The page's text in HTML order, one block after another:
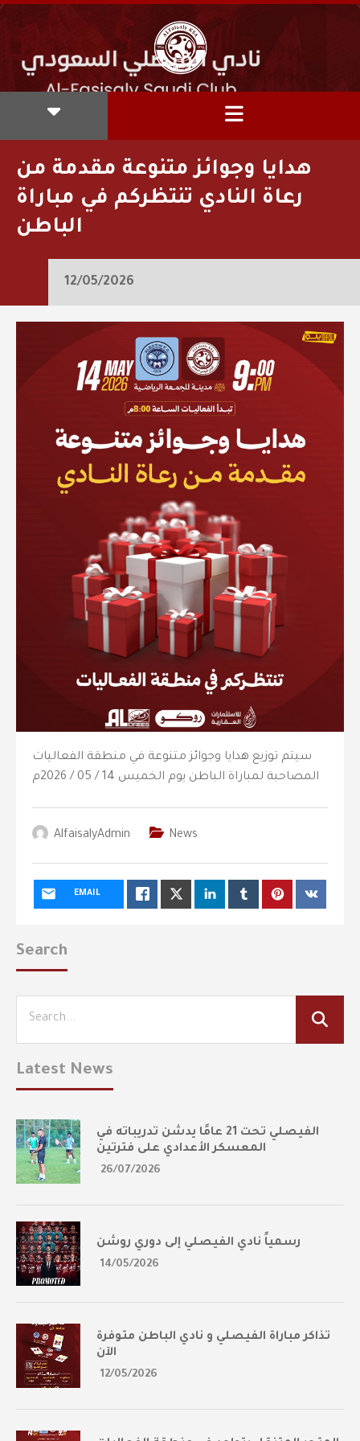
هدايا وجوائز متنوعة مقدمة من
رعاة النادي تنتظركم في مباراة
الباطن
12/05/2026
سيتم توزيع هدايا وجوائز متنوعة في منطقة الفعاليات
المصاحبة لمباراة الباطن يوم الخميس 14 / 05 / 2026م
AlfaisalyAdmin News
EMAIL
Search
Latest News
الفيصلي تحت 21 عامًا يدشن تدريباته في
المعسكر الأعدادي على فترتين
26/07/2026
رسمياً نادي الفيصلي إلى دوري روشن
14/05/2026
تذاكر مباراة الفيصلي و نادي الباطن متوفرة
الآن
12/05/2026